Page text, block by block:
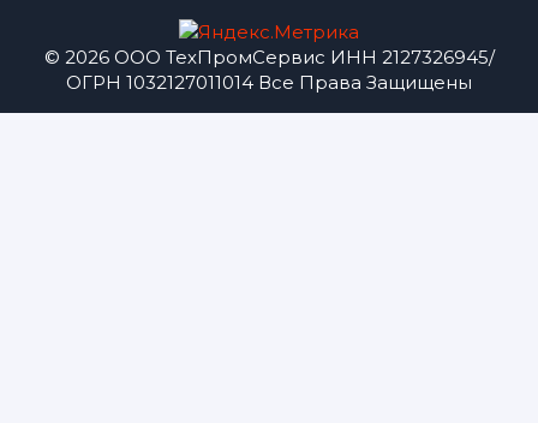
© 2026 ООО ТехПромСервис ИНН 2127326945/
ОГРН 1032127011014 Все Права Защищены